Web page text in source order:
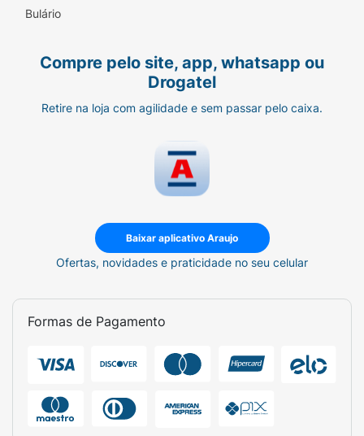
“Este produto não é um medicamento.”
consumo indicada na embalagem.”
“Mantenha fora do alcance de crianças.”
Bulário
Compre pelo site, app, whatsapp ou
Drogatel
Retire na loja com agilidade e sem passar pelo caixa.
Baixar aplicativo Araujo
Ofertas, novidades e praticidade no seu celular
Formas de Pagamento